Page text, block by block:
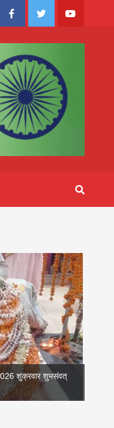
FacebookTwitter Youtube
शुक्रवार शुभसंवत्